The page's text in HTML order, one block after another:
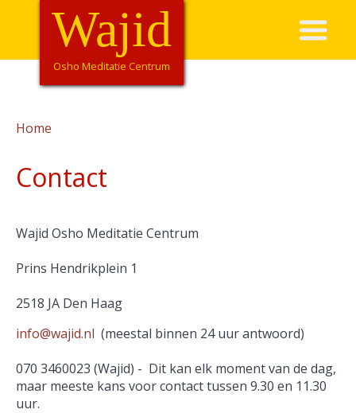
Overslaan
de
HoofdnavigatieWajid
Osho Meditatie Centrum
Home
Contact
Wajid Osho Meditatie Centrum
Prins Hendrikplein 1
2518 JA Den Haag
info@wajid.nl (meestal binnen 24 uur antwoord)
070 3460023 (Wajid) - Dit kan elk moment van de dag,
maar meeste kans voor contact tussen 9.30 en 11.30
uur.